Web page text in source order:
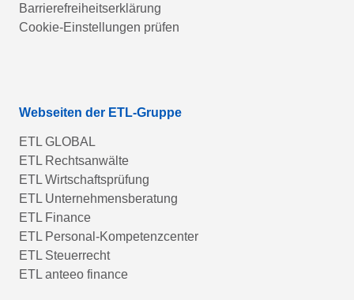
Barrierefreiheitserklärung
Cookie-Einstellungen prüfen
Webseiten der ETL-Gruppe
ETL GLOBAL
ETL Rechtsanwälte
ETL Wirtschaftsprüfung
ETL Unternehmensberatung
ETL Finance
ETL Personal-Kompetenzcenter
ETL Steuerrecht
ETL anteeo finance